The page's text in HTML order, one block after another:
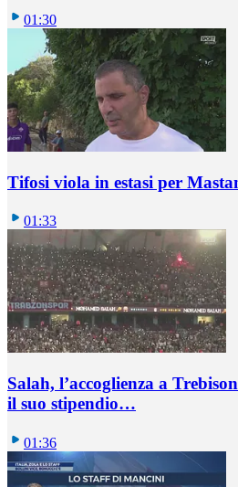
01:30
Tifosi viola in estasi per
01:33
Salah, l’accoglienza a
il suo stipendio…
01:36